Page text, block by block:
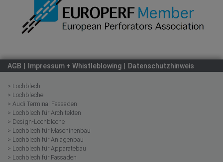
AGB Impressum + Whistleblowing Datenschutzhinweis
> Lochblech
> Lochbleche
> Audi Terminal Fassaden
> Lochblech für Architekten
> Design-Lochbleche
> Lochblech für Maschinenbau
> Lochblech für Anlagenbau
> Lochblech für Apparatebau
> Lochblech für Fassaden